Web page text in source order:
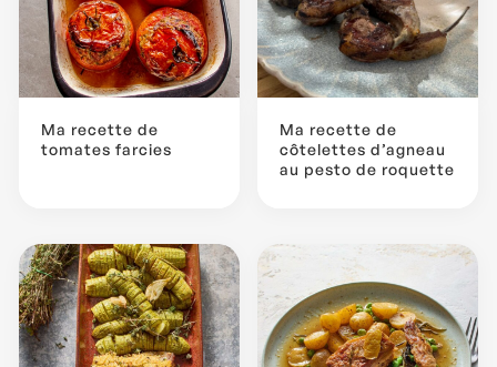
Ma recette de
tomates farcies
Ma recette de
côtelettes d’agneau
au pesto de roquette